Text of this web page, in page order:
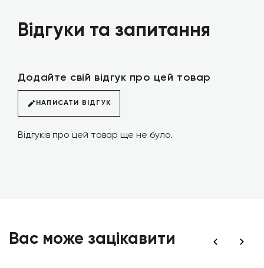
Відгуки та запитання
Додайте свій відгук про цей товар
НАПИСАТИ ВІДГУК
Відгуків про цей товар ще не було.
Вас може зацікавити